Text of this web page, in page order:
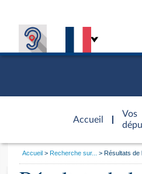
Accueil
d'accueil
Vos
Général
Vous
Accueil Recherche sur... Résultats de